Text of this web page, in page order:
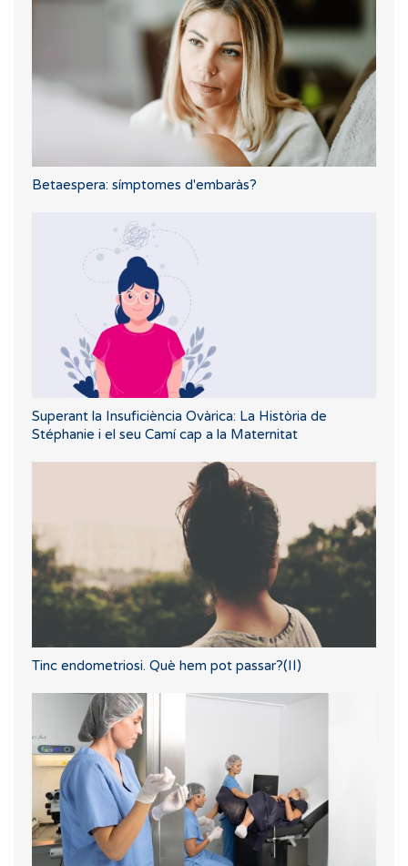
Betaespera: símptomes d'embaràs?
Superant la Insuficiència Ovàrica: La Història de
Stéphanie i el seu Camí cap a la Maternitat
Tinc endometriosi. Què hem pot passar?(II)